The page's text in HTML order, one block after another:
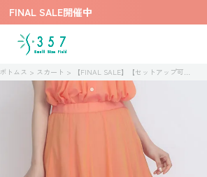
FINAL SALE開催中
ボトムス スカート 【FINAL SALE】【セットアップ可】強撚ボイルワッシャースカート